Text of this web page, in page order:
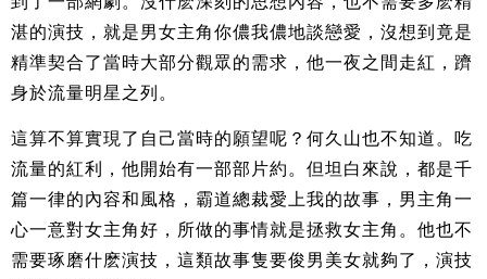
湛的演技，就是男女主角你儂我儂地談戀愛，沒想到竟是
精準契合了當時大部分觀眾的需求，他一夜之間走紅，躋
身於流量明星之列。
這算不算實現了自己當時的願望呢？何久山也不知道。吃
流量的紅利，他開始有一部部片約。但坦白來說，都是千
篇一律的內容和風格，霸道總裁愛上我的故事，男主角一
心一意對女主角好，所做的事情就是拯救女主角。他也不
需要琢磨什麽演技，這類故事隻要俊男美女就夠了，演技